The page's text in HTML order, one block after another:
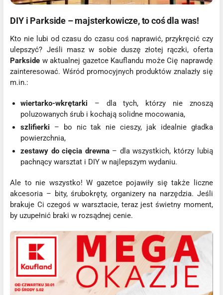
DIY i Parkside – majsterkowicze, to coś dla was!
Kto nie lubi od czasu do czasu coś naprawić, przykręcić czy
ulepszyć? Jeśli masz w sobie duszę złotej rączki, oferta
Parkside w aktualnej gazetce Kauflandu może Cię naprawdę
zainteresować. Wśród promocyjnych produktów znalazły się
m.in.:
wiertarko-wkrętarki – dla tych, którzy nie znoszą
poluzowanych śrub i kochają solidne mocowania,
szlifierki – bo nic tak nie cieszy, jak idealnie gładka
powierzchnia,
zestawy do cięcia drewna– dla wszystkich, którzy lubią
pachnący warsztat i DIY w najlepszym wydaniu.
Ale to nie wszystko! W gazetce pojawiły się także liczne
akcesoria – bity, śrubokręty, organizery na narzędzia. Jeśli
brakuje Ci czegoś w warsztacie, teraz jest świetny moment,
by uzupełnić braki w rozsądnej cenie.